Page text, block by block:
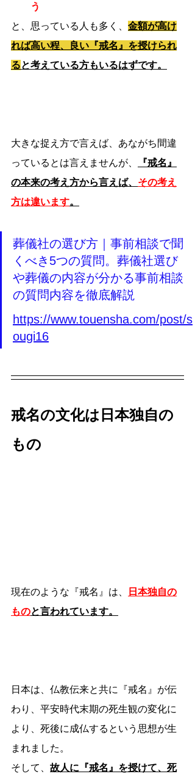
う
と、思っている人も多く、 金額が高け
れば高い程、良い『戒名』を授けられ
ると考えている方もいるはずです。
大きな捉え方で言えば、あながち間違
っているとは言えませんが、
『戒名』
の本来の考え方から言えば、 その考え
方は違います。
葬儀社の選び方｜事前相談で聞
くべき5つの質問。葬儀社選び
や葬儀の内容が分かる事前相談
の質問内容を徹底解説
https://www.touensha.com/post/s
ougi16
戒名の文化は日本独自の
もの
現在のような『戒名』は、
日本独自の
ものと言われています。
日本は、仏教伝来と共に『戒名』が伝
わり、平安時代末期の死生観の変化に
より、死後に成仏するという思想が生
まれました。
そして、 故人に『戒名』を授けて、死